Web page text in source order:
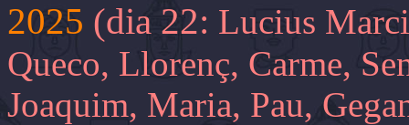
2025 (dia 22: Lucius
Queco, Llorenç, Carme,
Joaquim, Maria, Pau,